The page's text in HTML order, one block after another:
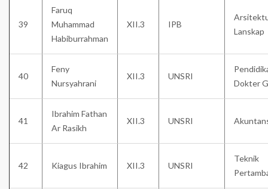
39
Faruq
Muhammad
Habiburrahman
XII.3 IPB
Lanskap
40
Feny
Nursyahrani
XII.3 UNSRI
Dokter
41
Ibrahim Fathan
Ar Rasikh
XII.3 UNSRI
42 Kiagus Ibrahim XII.3 UNSRI
Teknik